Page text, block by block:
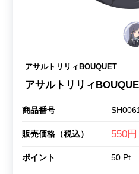
アサルトリリィBOUQUET
アサルトリリィ
商品番号
販売価格（税込） 550円
ポイント 50 Pt